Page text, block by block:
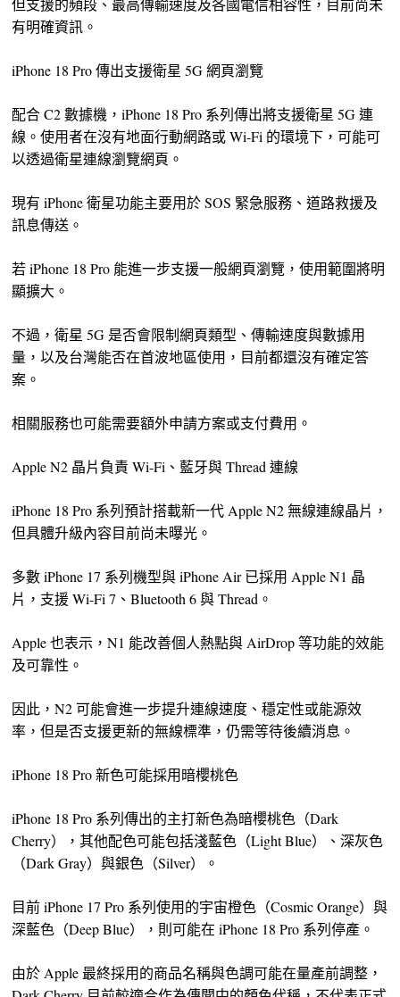
但支援的頻段、最高傳輸速度及各國電信相容性，目前尚未
有明確資訊。
iPhone 18 Pro 傳出支援衛星 5G 網頁瀏覽
配合 C2 數據機，iPhone 18 Pro 系列傳出將支援衛星 5G 連
線。使用者在沒有地面行動網路或 Wi-Fi 的環境下，可能可
以透過衛星連線瀏覽網頁。
現有 iPhone 衛星功能主要用於 SOS 緊急服務、道路救援及
訊息傳送。
若 iPhone 18 Pro 能進一步支援一般網頁瀏覽，使用範圍將明
顯擴大。
不過，衛星 5G 是否會限制網頁類型、傳輸速度與數據用
量，以及台灣能否在首波地區使用，目前都還沒有確定答
案。
相關服務也可能需要額外申請方案或支付費用。
Apple N2 晶片負責 Wi-Fi、藍牙與 Thread 連線
iPhone 18 Pro 系列預計搭載新一代 Apple N2 無線連線晶片，
但具體升級內容目前尚未曝光。
多數 iPhone 17 系列機型與 iPhone Air 已採用 Apple N1 晶
片，支援 Wi-Fi 7、Bluetooth 6 與 Thread。
Apple 也表示，N1 能改善個人熱點與 AirDrop 等功能的效能
及可靠性。
因此，N2 可能會進一步提升連線速度、穩定性或能源效
率，但是否支援更新的無線標準，仍需等待後續消息。
iPhone 18 Pro 新色可能採用暗櫻桃色
iPhone 18 Pro 系列傳出的主打新色為暗櫻桃色（Dark
Cherry），其他配色可能包括淺藍色（Light Blue）、深灰色
（Dark Gray）與銀色（Silver）。
目前 iPhone 17 Pro 系列使用的宇宙橙色（Cosmic Orange）與
深藍色（Deep Blue），則可能在 iPhone 18 Pro 系列停產。
由於 Apple 最終採用的商品名稱與色調可能在量產前調整，